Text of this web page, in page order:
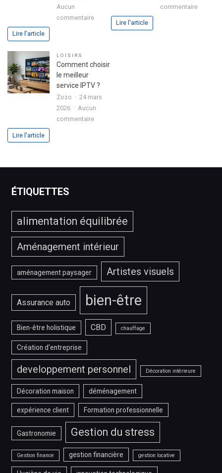
parfaite
Aucun
commentairesur
Comment
meilleur
IPTV
Lire l'article
commentairesur
Lire l'article
LOISIRS
Comment choisir
le meilleur
service IPTV ?
Zozo
24 mars
2026
Aucun
commentairesur
Lire l'article
ÉTIQUETTES
alimentation équilibrée
Aménagement intérieur
aménagement paysager Artistes visuels
Assurance auto bien-être
Bien-être holistique CBD chauffage
Création d'entreprise
developpement personnel Décoration intérieure
Décoration maison déménagement
expérience client Formation professionnelle
Gastronomie Gestion du stress
Gestion finance gestion financière gestion locative